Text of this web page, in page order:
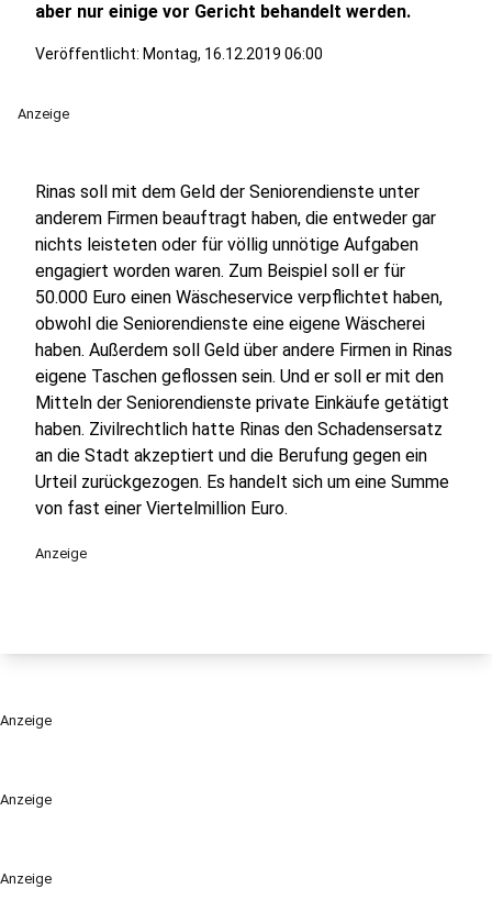
Anzeige
Anzeige
aber nur einige vor Gericht behandelt werden.
Veröffentlicht: Montag, 16.12.2019 06:00
Anzeige
Rinas soll mit dem Geld der Seniorendienste unter
anderem Firmen beauftragt haben, die entweder gar
nichts leisteten oder für völlig unnötige Aufgaben
engagiert worden waren. Zum Beispiel soll er für
50.000 Euro einen Wäscheservice verpflichtet haben,
obwohl die Seniorendienste eine eigene Wäscherei
haben. Außerdem soll Geld über andere Firmen in Rinas
eigene Taschen geflossen sein. Und er soll er mit den
Mitteln der Seniorendienste private Einkäufe getätigt
haben. Zivilrechtlich hatte Rinas den Schadensersatz
an die Stadt akzeptiert und die Berufung gegen ein
Urteil zurückgezogen. Es handelt sich um eine Summe
von fast einer Viertelmillion Euro.
Anzeige
Anzeige